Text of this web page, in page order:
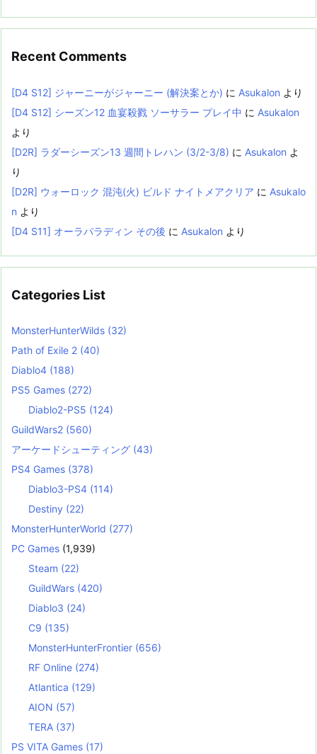
Recent Comments
[D4 S12] ジャーニーがジャーニー (解決案とか) に Asukalon より
[D4 S12] シーズン12 血宴殺戮 ソーサラー プレイ中 に Asukalon
より
[D2R] ラダーシーズン13 週間トレハン (3/2-3/8) に Asukalon よ
り
[D2R] ウォーロック 混沌(火) ビルド ナイトメアクリア に Asukalo
n より
[D4 S11] オーラパラディン その後 に Asukalon より
Categories List
MonsterHunterWilds (32)
Path of Exile 2 (40)
Diablo4 (188)
PS5 Games (272)
Diablo2-PS5 (124)
GuildWars2 (560)
アーケードシューティング (43)
PS4 Games (378)
Diablo3-PS4 (114)
Destiny (22)
MonsterHunterWorld (277)
PC Games (1,939)
Steam (22)
GuildWars (420)
Diablo3 (24)
C9 (135)
MonsterHunterFrontier (656)
RF Online (274)
Atlantica (129)
AION (57)
TERA (37)
PS VITA Games (17)